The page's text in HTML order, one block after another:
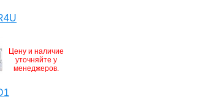
Цену и наличие
уточняйте у
менеджеров.